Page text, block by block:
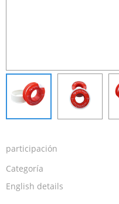
participación
Categoría
English details